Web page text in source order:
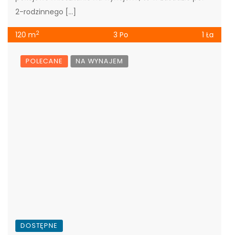
2-rodzinnego […]
120 m2 3 Po 1 Ła
POLECANE NA WYNAJEM
DOSTĘPNE